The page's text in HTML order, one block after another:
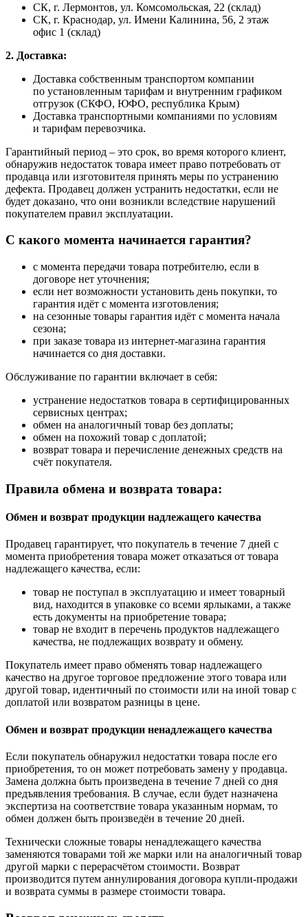
СК, г. Лермонтов, ул. Комсомольская, 22 (склад)
СК, г. Краснодар, ул. Имени Калинина, 56, 2 этаж
офис 1 (склад)
2. Доставка:
Доставка собственным транспортом компании
по установленным тарифам и внутренним графиком
отгрузок (СКФО, ЮФО, республика Крым)
Доставка транспортными компаниями по условиям
и тарифам перевозчика.
Гарантийный период – это срок, во время которого клиент,
обнаружив недостаток товара имеет право потребовать от
продавца или изготовителя принять меры по устранению
дефекта. Продавец должен устранить недостатки, если не
будет доказано, что они возникли вследствие нарушений
покупателем правил эксплуатации.
С какого момента начинается гарантия?
с момента передачи товара потребителю, если в
договоре нет уточнения;
если нет возможности установить день покупки, то
гарантия идёт с момента изготовления;
на сезонные товары гарантия идёт с момента начала
сезона;
при заказе товара из интернет-магазина гарантия
начинается со дня доставки.
Обслуживание по гарантии включает в себя:
устранение недостатков товара в сертифицированных
сервисных центрах;
обмен на аналогичный товар без доплаты;
обмен на похожий товар с доплатой;
возврат товара и перечисление денежных средств на
счёт покупателя.
Правила обмена и возврата товара:
Обмен и возврат продукции надлежащего качества
Продавец гарантирует, что покупатель в течение 7 дней с
момента приобретения товара может отказаться от товара
надлежащего качества, если:
товар не поступал в эксплуатацию и имеет товарный
вид, находится в упаковке со всеми ярлыками, а также
есть документы на приобретение товара;
товар не входит в перечень продуктов надлежащего
качества, не подлежащих возврату и обмену.
Покупатель имеет право обменять товар надлежащего
качество на другое торговое предложение этого товара или
другой товар, идентичный по стоимости или на иной товар с
доплатой или возвратом разницы в цене.
Обмен и возврат продукции ненадлежащего качества
Если покупатель обнаружил недостатки товара после его
приобретения, то он может потребовать замену у продавца.
Замена должна быть произведена в течение 7 дней со дня
предъявления требования. В случае, если будет назначена
экспертиза на соответствие товара указанным нормам, то
обмен должен быть произведён в течение 20 дней.
Технически сложные товары ненадлежащего качества
заменяются товарами той же марки или на аналогичный товар
другой марки с перерасчётом стоимости. Возврат
производится путем аннулирования договора купли-продажи
и возврата суммы в размере стоимости товара.